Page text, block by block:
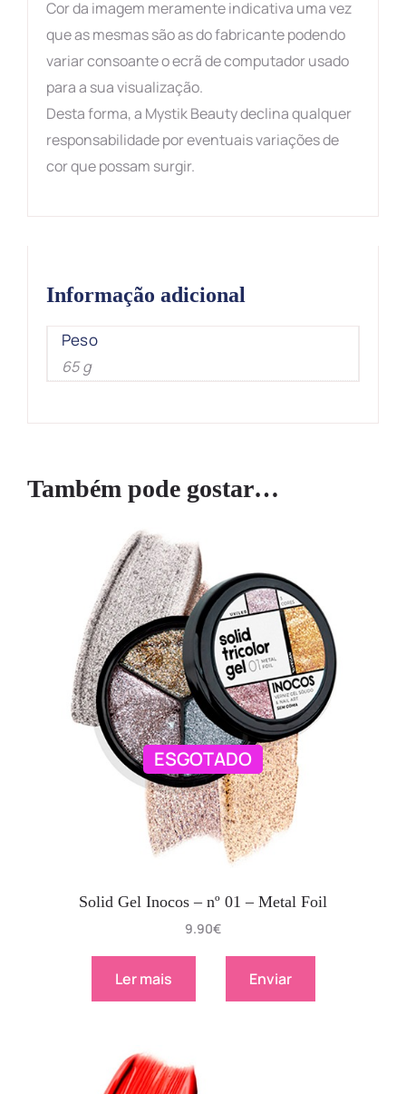
Cor da imagem meramente indicativa uma vez
que as mesmas são as do fabricante podendo
variar consoante o ecrã de computador usado
para a sua visualização.
Desta forma, a Mystik Beauty declina qualquer
responsabilidade por eventuais variações de
cor que possam surgir.
Informação adicional
Peso
65 g
Também pode gostar…
ESGOTADO
Solid Gel Inocos – nº 01 – Metal Foil
9.90€
Ler mais Enviar